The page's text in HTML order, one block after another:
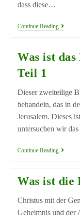
dass diese…
Continue Reading
Was ist das
Teil 1
Dieser zweiteilige
behandeln, das in
Jerusalem. Dieses
untersuchen wir
Continue Reading
Was ist
Christus mit der
Geheimnis und der